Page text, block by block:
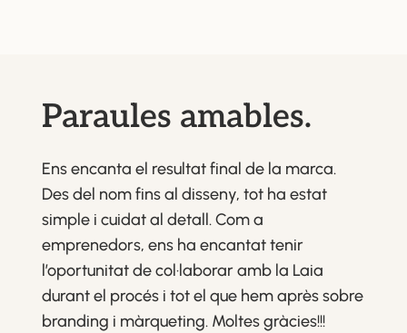
Paraules amables.
Ens encanta el resultat final de la marca.
Des del nom fins al disseny, tot ha estat
simple i cuidat al detall. Com a
emprenedors, ens ha encantat tenir
l’oportunitat de col·laborar amb la Laia
durant el procés i tot el que hem après sobre
branding i màrqueting. Moltes gràcies!!!